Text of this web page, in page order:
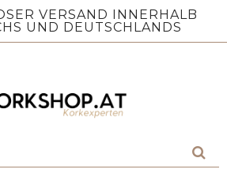
VERSAND INNERHALB
UND DEUTSCHLANDS